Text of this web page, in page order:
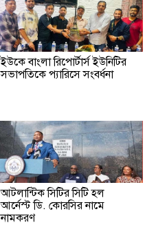
ইউকে বাংলা রিপোর্টার্স ইউনিটির
সভাপতিকে প্যারিসে সংবর্ধনা
আটলান্টিক সিটির সিটি হল
আর্নেস্ট ডি. কোরসির নামে
নামকরণ